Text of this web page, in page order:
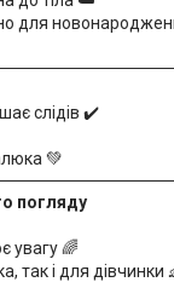
для
слідів ✔️
💚
погляду
увагу 🌈
так і для дівчинки